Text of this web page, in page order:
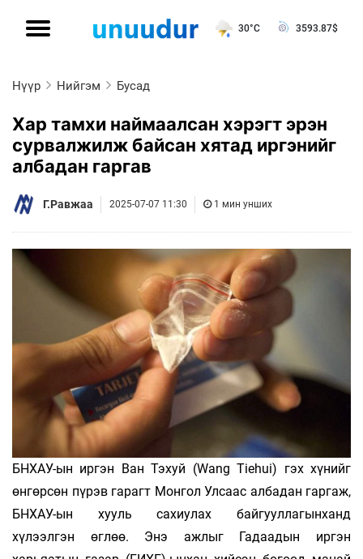
30°C 3593.87$
Нүүр Нийгэм Бусад
Хар тамхи наймаалсан хэрэгт эрэн
сурвалжилж байсан хятад иргэнийг
албадан гаргав
Г.Равжаа 2025-07-07 11:30 1 мин унших
БНХАУ-ын иргэн Ван Тэхуй (Wang Tiehui) гэх хүнийг
өнгөрсөн пүрэв гарагт Монгол Улсаас албадан гаргаж,
БНХАУ-ын хууль сахиулах байгууллагынханд
хүлээлгэн өглөө. Энэ ажлыг Гадаадын иргэн